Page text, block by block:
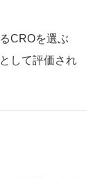
CROを選ぶ
して評価され